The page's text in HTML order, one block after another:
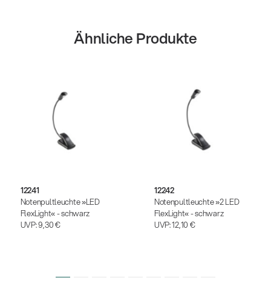
Ähnliche Produkte
12241
Notenpultleuchte »LED
FlexLight« - schwarz
UVP:9,30 €
12242
Notenpultleuchte »2 LED
FlexLight« - schwarz
UVP:12,10 €